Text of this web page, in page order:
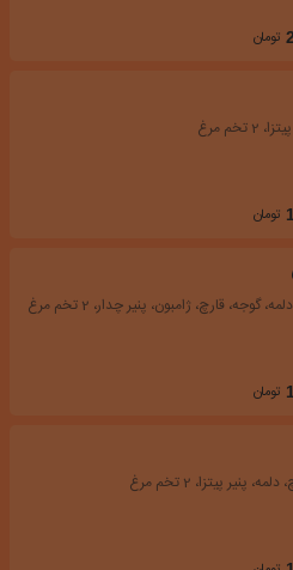
تومان
تخم مرغ
تومان
گوجه، قارچ، ژامبون، پنیر چدار، 2 تخم مرغ
تومان
پنیر پیتزا، 2 تخم مرغ